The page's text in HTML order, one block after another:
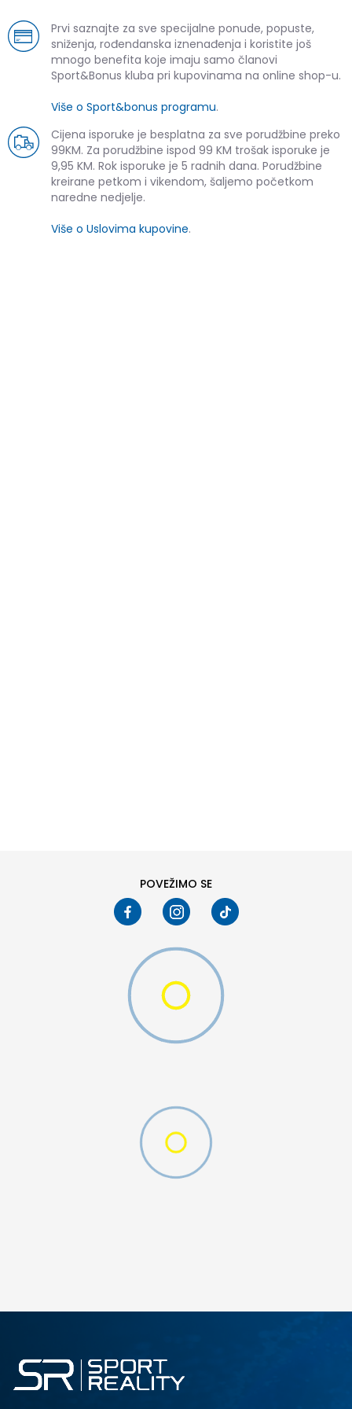
Prvi saznajte za sve specijalne ponude, popuste,
sniženja, rođendanska iznenađenja i koristite još
mnogo benefita koje imaju samo članovi
Sport&Bonus kluba pri kupovinama na online shop-u.
Više o Sport&bonus programu.
Cijena isporuke je besplatna za sve porudžbine preko
99KM. Za porudžbine ispod 99 KM trošak isporuke je
9,95 KM. Rok isporuke je 5 radnih dana. Porudžbine
kreirane petkom i vikendom, šaljemo početkom
naredne nedjelje.
Više o Uslovima kupovine.
POVEŽIMO SE